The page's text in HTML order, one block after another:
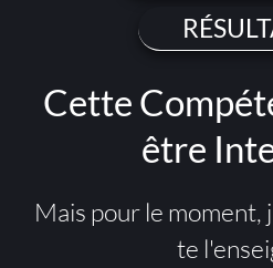
Cette
être
Mais pour le moment,
te